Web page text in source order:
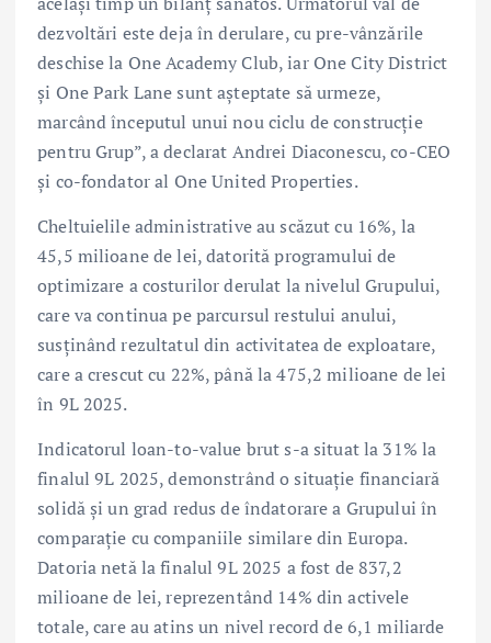
dezvoltări este deja în derulare, cu pre-vânzările
deschise la One Academy Club, iar One City District
și One Park Lane sunt așteptate să urmeze,
marcând începutul unui nou ciclu de construcție
pentru Grup”, a declarat Andrei Diaconescu, co-CEO
și co-fondator al One United Properties.
Cheltuielile administrative au scăzut cu 16%, la
45,5 milioane de lei, datorită programului de
optimizare a costurilor derulat la nivelul Grupului,
care va continua pe parcursul restului anului,
susținând rezultatul din activitatea de exploatare,
care a crescut cu 22%, până la 475,2 milioane de lei
în 9L 2025.
Indicatorul loan-to-value brut s-a situat la 31% la
finalul 9L 2025, demonstrând o situație financiară
solidă și un grad redus de îndatorare a Grupului în
comparație cu companiile similare din Europa.
Datoria netă la finalul 9L 2025 a fost de 837,2
milioane de lei, reprezentând 14% din activele
totale, care au atins un nivel record de 6,1 miliarde